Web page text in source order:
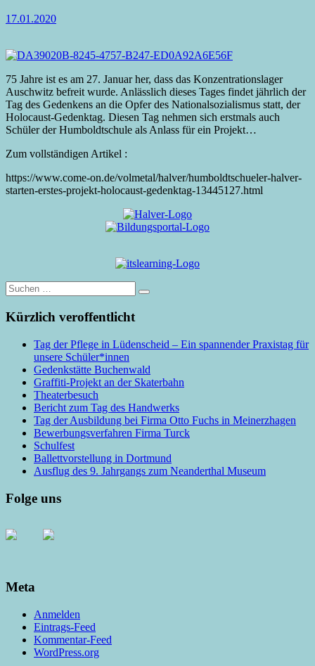
17.01.2020
75 Jahre ist es am 27. Januar her, dass das Konzentrationslager
Auschwitz befreit wurde. Anlässlich dieses Tages findet jährlich der
Tag des Gedenkens an die Opfer des Nationalsozialismus statt, der
Holocaust-Gedenktag. Diesen Tag nehmen sich erstmals auch
Schüler der Humboldtschule als Anlass für ein Projekt…
Zum vollständigen Artikel :
https://www.come-on.de/volmetal/halver/humboldtschueler-halver-
starten-erstes-projekt-holocaust-gedenktag-13445127.html
Suche
nach:
Kürzlich veroffentlicht
Tag der Pflege in Lüdenscheid – Ein spannender Praxistag für
unsere Schüler*innen
Gedenkstätte Buchenwald
Graffiti-Projekt an der Skaterbahn
Theaterbesuch
Bericht zum Tag des Handwerks
Tag der Ausbildung bei Firma Otto Fuchs in Meinerzhagen
Bewerbungsverfahren Firma Turck
Schulfest
Ballettvorstellung in Dortmund
Ausflug des 9. Jahrgangs zum Neanderthal Museum
Folge uns
Meta
Anmelden
Eintrags-Feed
Kommentar-Feed
WordPress.org